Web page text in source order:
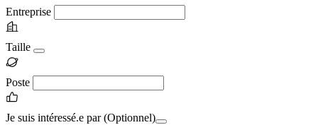
Entreprise
Taille
Poste
Je suis intéressé.e par(Optionnel)